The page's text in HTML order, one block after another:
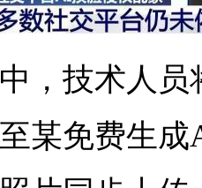
，技术人员
某免费生